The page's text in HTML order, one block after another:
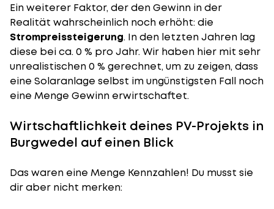
Ein weiterer Faktor, der den Gewinn in der
Realität wahrscheinlich noch erhöht: die
Strompreissteigerung. In den letzten Jahren lag
diese bei ca. 0 % pro Jahr. Wir haben hier mit sehr
unrealistischen 0 % gerechnet, um zu zeigen, dass
eine Solaranlage selbst im ungünstigsten Fall noch
eine Menge Gewinn erwirtschaftet.
Wirtschaftlichkeit deines PV-Projekts in
Burgwedel auf einen Blick
Das waren eine Menge Kennzahlen! Du musst sie
dir aber nicht merken: